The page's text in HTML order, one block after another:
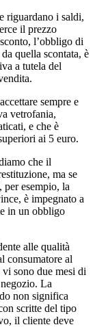
riguardano i saldi,
il prezzo
l’obbligo di
quella scontata, è
a tutela del
sempre e
vetrofania,
e che è
ai 5 euro.
che il
ma se
per esempio, la
è impegnato a
in un obbligo
alle qualità
consumatore al
sono due mesi di
La
non significa
scritte del tipo
il cliente deve